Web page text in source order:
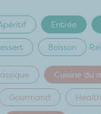
Entrée
Boisson
Cuisine du
Gourmand